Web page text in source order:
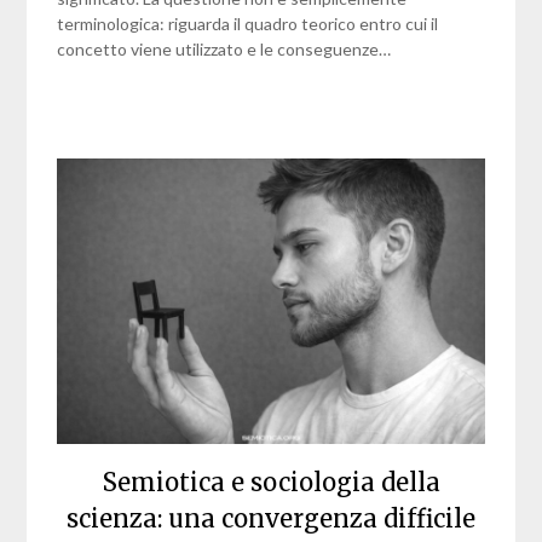
terminologica: riguarda il quadro teorico entro cui il
concetto viene utilizzato e le conseguenze…
Semiotica e sociologia della
scienza: una convergenza difficile